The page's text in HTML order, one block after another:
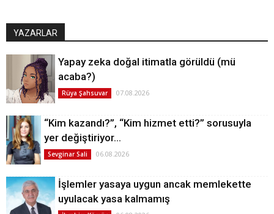
YAZARLAR
Yapay zeka doğal itimatla görüldü (mü
acaba?)
Rüya Şahsuvar 07.08.2026
“Kim kazandı?”, “Kim hizmet etti?” sorusuyla
yer değiştiriyor…
Sevginar Sali 06.08.2026
İşlemler yasaya uygun ancak memlekette
uyulacak yasa kalmamış